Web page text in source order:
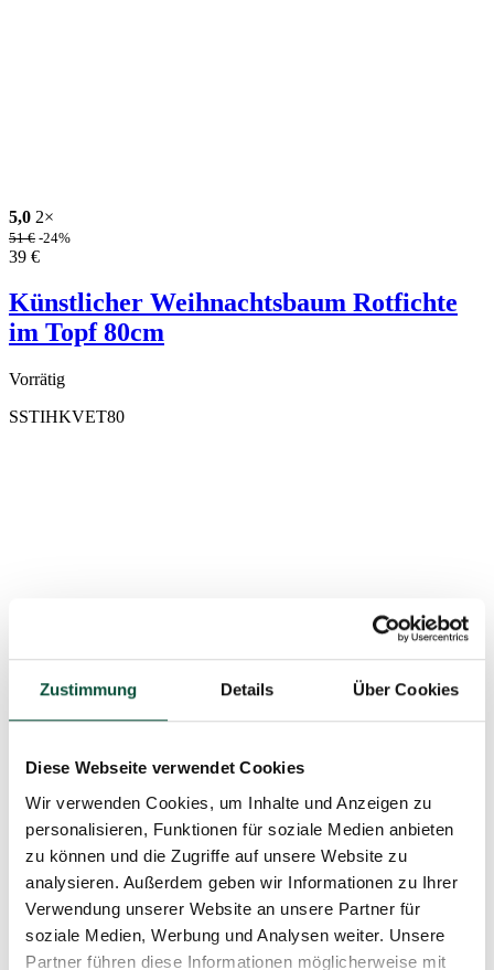
Zustimmung Details Über Cookies
Diese Webseite verwendet Cookies
Wir verwenden Cookies, um Inhalte und Anzeigen zu
personalisieren, Funktionen für soziale Medien anbieten
zu können und die Zugriffe auf unsere Website zu
analysieren. Außerdem geben wir Informationen zu Ihrer
Verwendung unserer Website an unsere Partner für
soziale Medien, Werbung und Analysen weiter. Unsere
Partner führen diese Informationen möglicherweise mit
5,0 2×
51€ -24%
39 €
Künstlicher Weihnachtsbaum Rotfichte
im Topf 80cm
Vorrätig
SSTIHKVET80